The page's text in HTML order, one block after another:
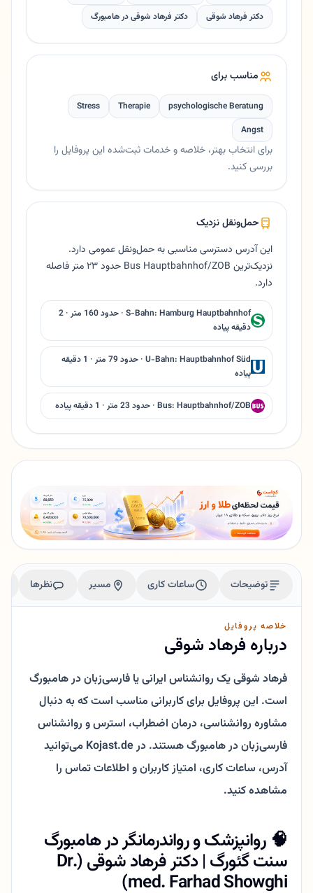
دکتر فرهاد شوقی
دکتر فرهاد شوقی در هامبورگ
مناسب برای
psychologische Beratung
Therapie
Stress
Angst
برای انتخاب بهتر، خلاصه و خدمات ثبت‌شده این پروفایل را
بررسی کنید.
حمل‌ونقل نزدیک
این آدرس دسترسی مناسبی به حمل‌ونقل عمومی دارد.
نزدیک‌ترین Bus Hauptbahnhof/ZOB حدود ۲۳ متر فاصله
دارد.
S-Bahn: Hamburg Hauptbahnhof · حدود 160 متر · 2
دقیقه پیاده
U-Bahn: Hauptbahnhof Süd · حدود 79 متر · 1 دقیقه
پیاده
Bus: Hauptbahnhof/ZOB · حدود 23 متر · 1 دقیقه پیاده
توضیحات ساعات کاری مسیر نظرها
خلاصه پروفایل
درباره فرهاد شوقی
فرهاد شوقی یک روانشناس ایرانی یا فارسی‌زبان در هامبورگ
است. این پروفایل برای کاربرانی مناسب است که به دنبال
مشاوره روانشناسی، درمان اضطراب، استرس و روانشناس
فارسی‌زبان در هامبورگ هستند. در Kojast.de می‌توانید
آدرس، ساعات کاری، امتیاز کاربران و اطلاعات تماس را
مشاهده کنید.
🧠 روانپزشک و رواندرمانگر در هامبورگ
سنت گئورگ | دکتر فرهاد شوقی (Dr.
med. Farhad Showghi)